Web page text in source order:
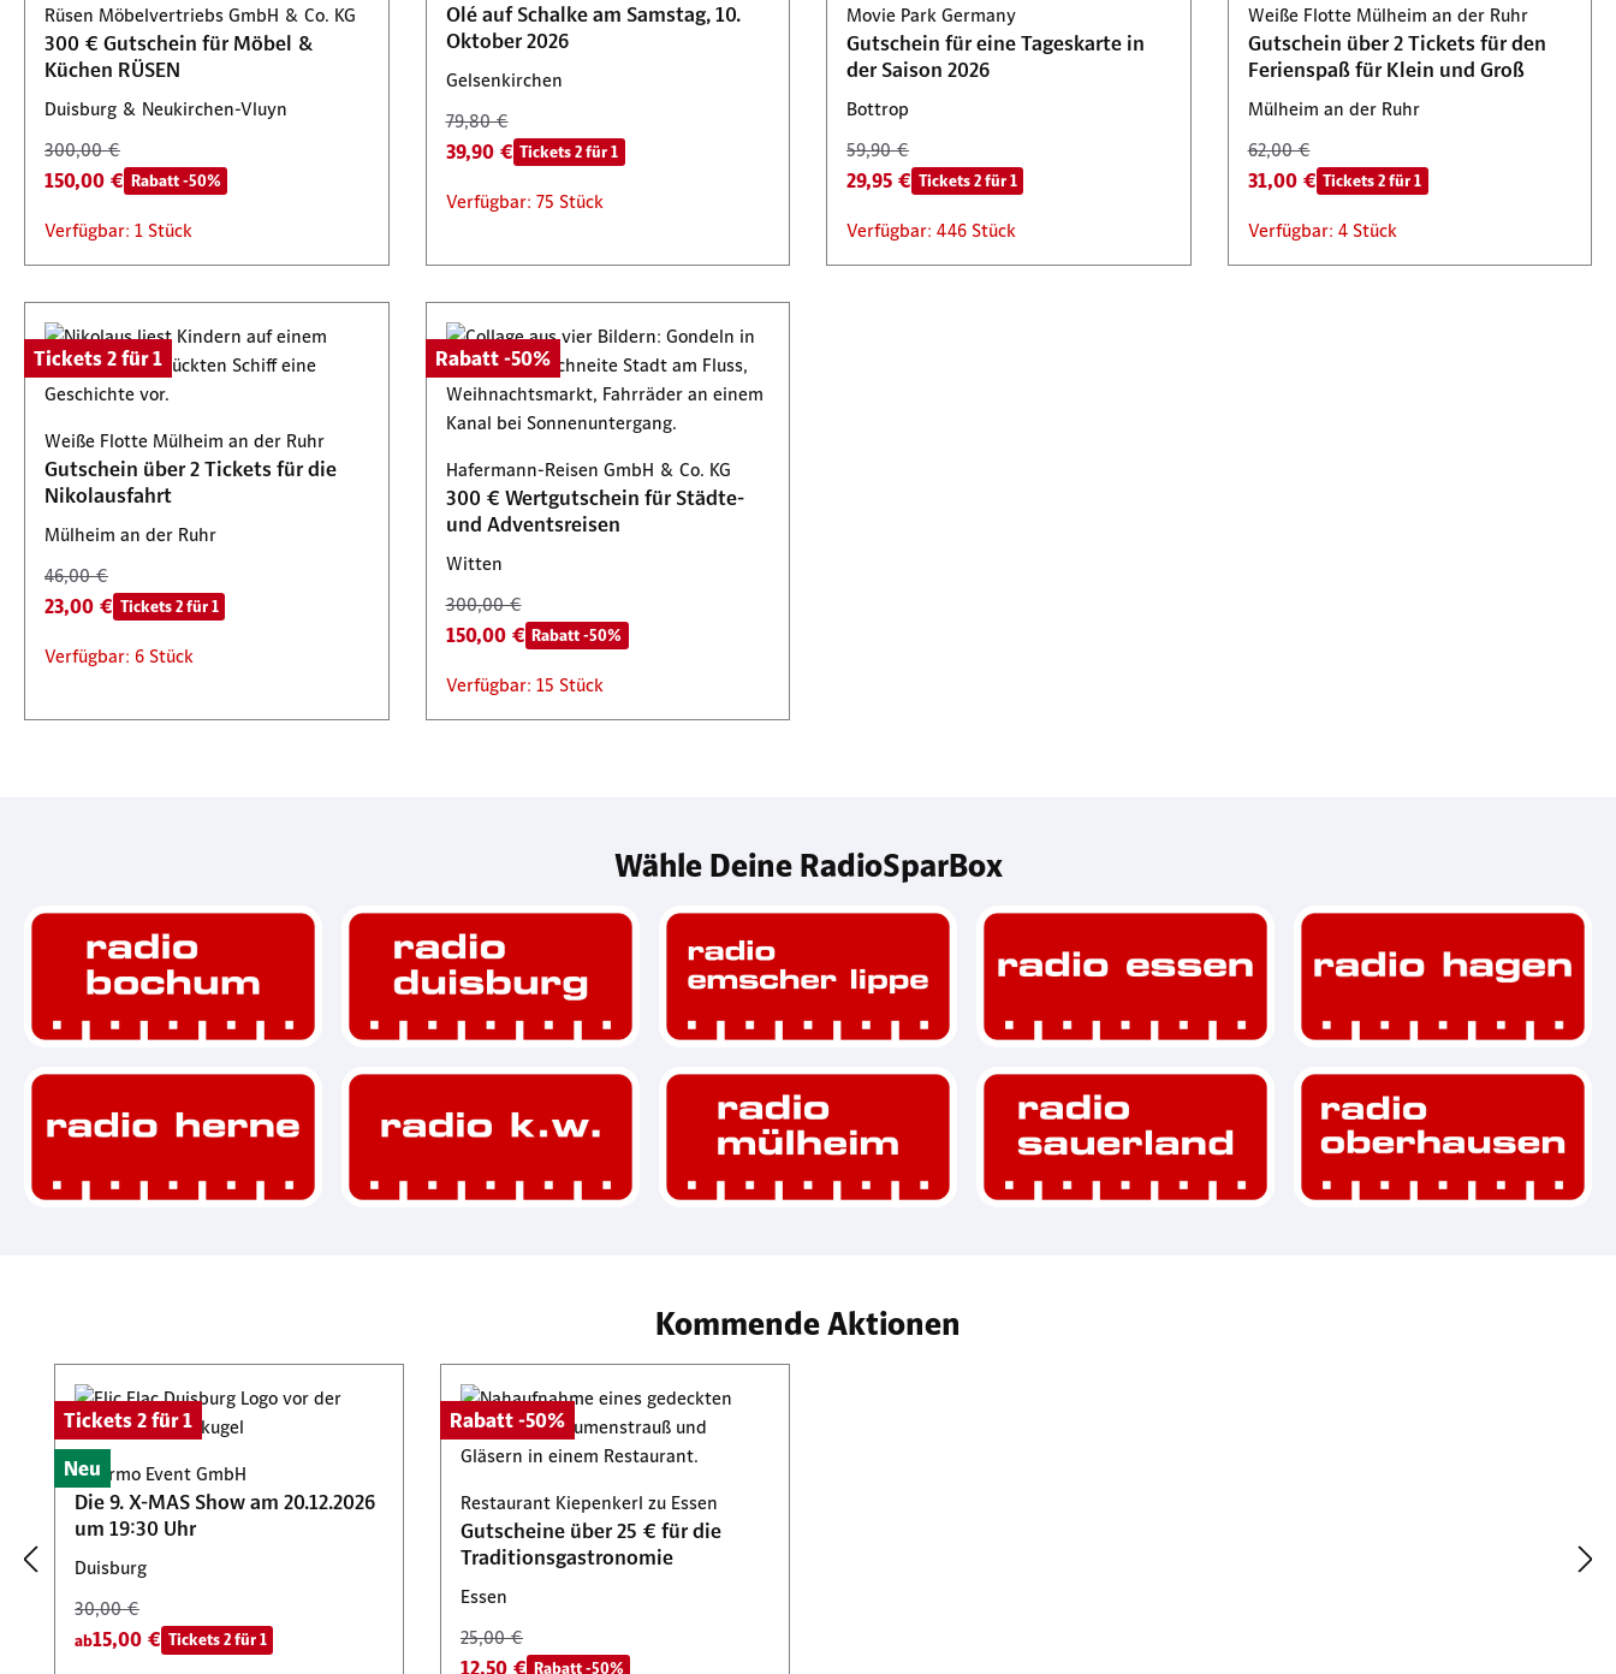
Rüsen Möbelvertriebs GmbH & Co. KG
300 € Gutschein für Möbel &
Küchen RÜSEN
Duisburg & Neukirchen-Vluyn
300,00 €
150,00 € Rabatt -50%
Verfügbar: 1 Stück
Olé auf Schalke am Samstag, 10.
Oktober 2026
Gelsenkirchen
79,80 €
39,90 € Tickets 2 für 1
Verfügbar: 75 Stück
Movie Park Germany
Gutschein für eine Tageskarte in
der Saison 2026
Bottrop
59,90 €
29,95 € Tickets 2 für 1
Verfügbar: 446 Stück
Weiße Flotte Mülheim an der Ruhr
Gutschein über 2 Tickets für den
Ferienspaß für Klein und Groß
Mülheim an der Ruhr
62,00 €
31,00 € Tickets 2 für 1
Verfügbar: 4 Stück
Tickets 2 für 1
Weiße Flotte Mülheim an der Ruhr
Gutschein über 2 Tickets für die
Nikolausfahrt
Mülheim an der Ruhr
46,00 €
23,00 € Tickets 2 für 1
Verfügbar: 6 Stück
Rabatt -50%
Hafermann-Reisen GmbH & Co. KG
300 € Wertgutschein für Städte-
und Adventsreisen
Witten
300,00 €
150,00 € Rabatt -50%
Verfügbar: 15 Stück
Wähle Deine RadioSparBox
Kommende Aktionen
Tickets 2 für 1
Neu
Palermo Event GmbH
Die 9. X-MAS Show am 20.12.2026
um 19:30 Uhr
Duisburg
30,00 €
ab15,00 € Tickets 2 für 1
Rabatt -50%
Restaurant Kiepenkerl zu Essen
Gutscheine über 25 € für die
Traditionsgastronomie
Essen
25,00 €
12,50 € Rabatt -50%